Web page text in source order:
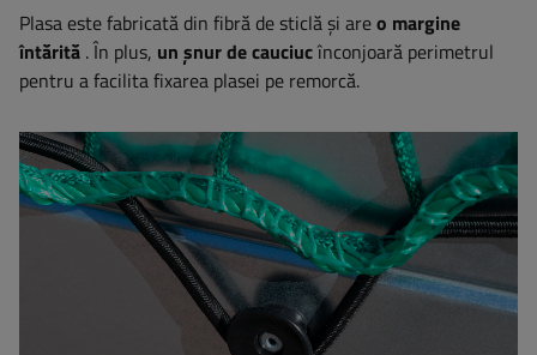
Plasa este fabricată din fibră de sticlă și areo margine
întărită . În plus, un șnur de cauciucînconjoară perimetrul
pentru a facilita fixarea plasei pe remorcă.